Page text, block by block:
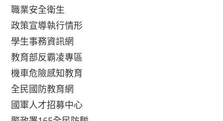
職業安全衛生
政策宣導執行情形
學生事務資訊網
教育部反霸凌專區
機車危險感知教育
全民國防教育網
國軍人才招募中心